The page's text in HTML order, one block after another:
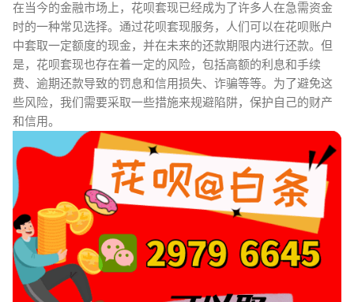
在当今的金融市场上，花呗套现已经成为了许多人在急需资金
时的一种常见选择。通过花呗套现服务，人们可以在花呗账户
中套取一定额度的现金，并在未来的还款期限内进行还款。但
是，花呗套现也存在着一定的风险，包括高额的利息和手续
费、逾期还款导致的罚息和信用损失、诈骗等等。为了避免这
些风险，我们需要采取一些措施来规避陷阱，保护自己的财产
和信用。